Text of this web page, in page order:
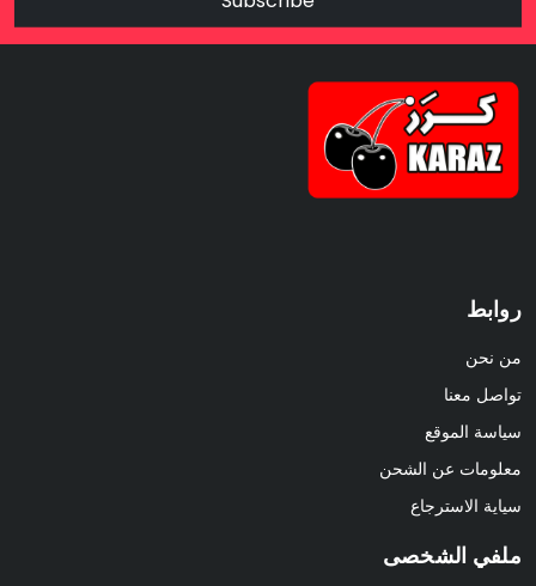
روابط
من نحن
تواصل معنا
سياسة الموقع
معلومات عن الشحن
سياية الاسترجاع
ملفي الشخصى